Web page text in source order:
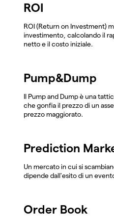
ROI
ROI (Return on Investment)
investimento, calcolando il
netto e il costo iniziale.
Pump&Dump
Il Pump and Dump è una
che gonfia il prezzo di un
prezzo maggiorato.
Prediction
Un mercato in cui si
dipende dall'esito di un
Order Book